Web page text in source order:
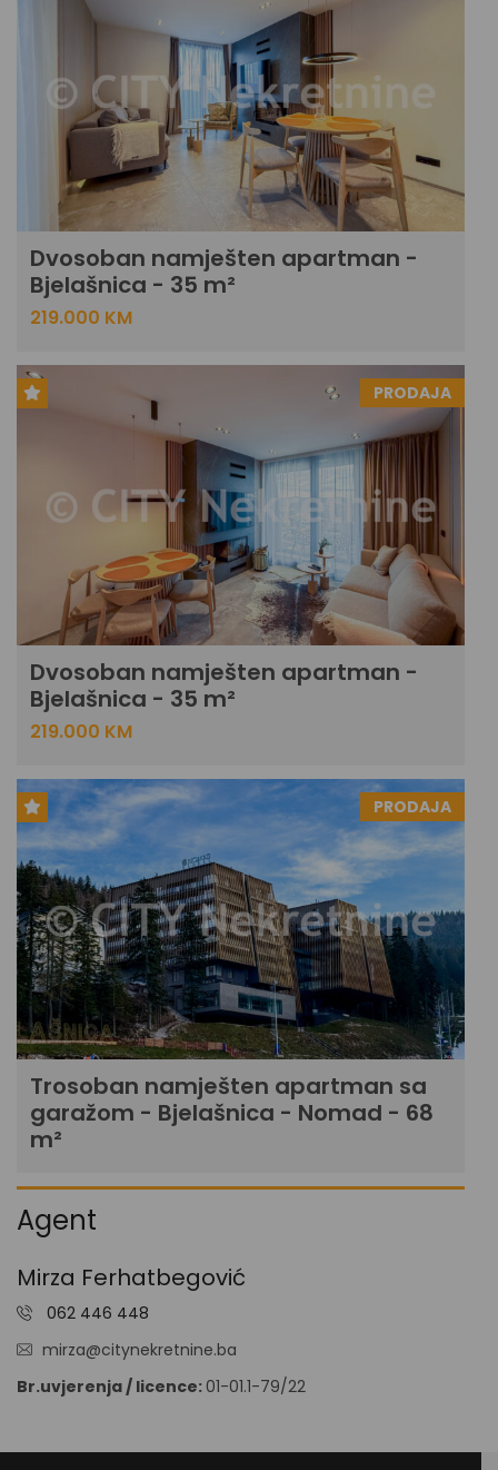
Dvosoban namješten apartman -
Bjelašnica - 35 m²
219.000 KM
PRODAJA
Dvosoban namješten apartman -
Bjelašnica - 35 m²
219.000 KM
PRODAJA
Trosoban namješten apartman sa
garažom - Bjelašnica - Nomad - 68
m²
Agent
Mirza Ferhatbegović
062 446 448
mirza@citynekretnine.ba
Br.uvjerenja / licence:01-01.1-79/22